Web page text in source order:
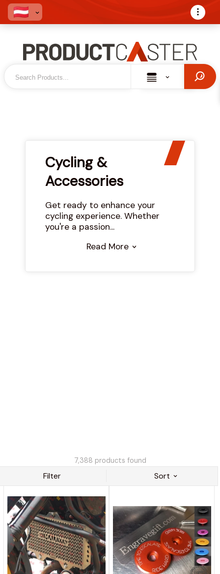
Cycling &
Accessories
Get ready to enhance your
cycling experience. Whether
you're a passion...
Read More
Filter Sort
7,388 products found